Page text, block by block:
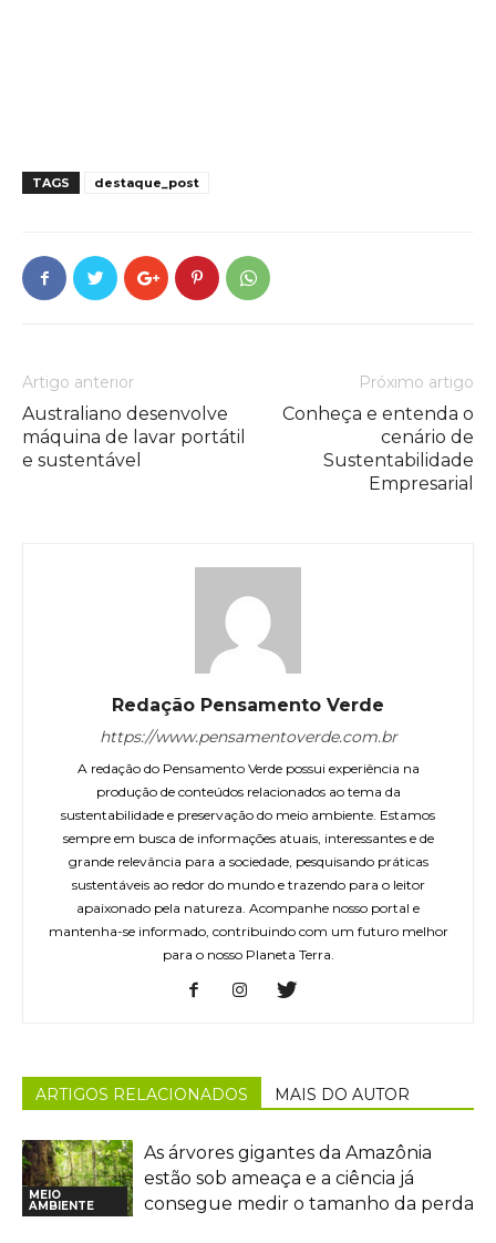
TAGS destaque_post
Artigo anterior
Australiano desenvolve
máquina de lavar portátil
e sustentável
Próximo artigo
Conheça e entenda o
cenário de
Sustentabilidade
Empresarial
Redação Pensamento Verde
https://www.pensamentoverde.com.br
A redação do Pensamento Verde possui experiência na
produção de conteúdos relacionados ao tema da
sustentabilidade e preservação do meio ambiente. Estamos
sempre em busca de informações atuais, interessantes e de
grande relevância para a sociedade, pesquisando práticas
sustentáveis ao redor do mundo e trazendo para o leitor
apaixonado pela natureza. Acompanhe nosso portal e
mantenha-se informado, contribuindo com um futuro melhor
para o nosso Planeta Terra.
ARTIGOS RELACIONADOS MAIS DO AUTOR
MEIO
AMBIENTE
As árvores gigantes da Amazônia
estão sob ameaça e a ciência já
consegue medir o tamanho da perda